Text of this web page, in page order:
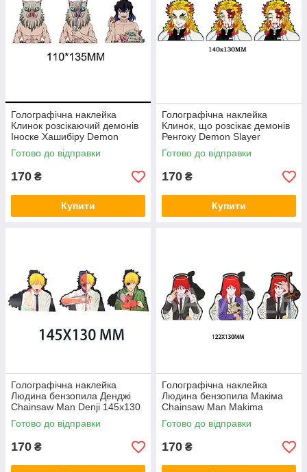
Голографічна наклейка
Клинок розсікаючий демонів
Іноске Хашибіру Demon
Slayer Inosuke Hashibira
110x135 мм
Готово до відправки
170 ₴
Купити
Голографічна наклейка
Клинок, що розсікає демонів
Ренгоку Demon Slayer
Rengoku
Готово до відправки
170 ₴
Купити
Голографічна наклейка
Людина бензопила Денджі
Chainsaw Man Denji 145x130
мм
Готово до відправки
170 ₴
Голографічна наклейка
Людина бензопила Макіма
Chainsaw Man Makima
122x130 мм
Готово до відправки
170 ₴